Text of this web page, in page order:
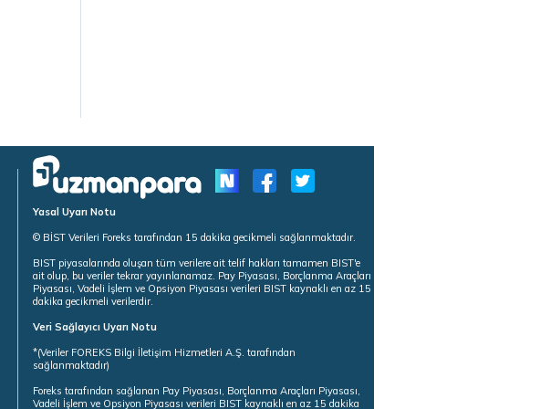
Yasal Uyarı Notu
© BİST Verileri Foreks tarafından 15 dakika gecikmeli sağlanmaktadır.
BIST piyasalarında oluşan tüm verilere ait telif hakları tamamen BIST'e
ait olup, bu veriler tekrar yayınlanamaz. Pay Piyasası, Borçlanma Araçları
Piyasası, Vadeli İşlem ve Opsiyon Piyasası verileri BIST kaynaklı en az 15
dakika gecikmeli verilerdir.
Veri Sağlayıcı Uyarı Notu
*(Veriler FOREKS Bilgi İletişim Hizmetleri A.Ş. tarafından
sağlanmaktadır)
Foreks tarafından sağlanan Pay Piyasası, Borçlanma Araçları Piyasası,
Vadeli İşlem ve Opsiyon Piyasası verileri BIST kaynaklı en az 15 dakika